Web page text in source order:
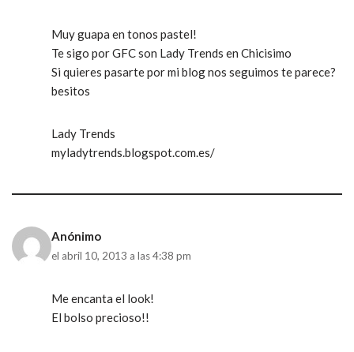
Muy guapa en tonos pastel!
Te sigo por GFC son Lady Trends en Chicisimo
Si quieres pasarte por mi blog nos seguimos te parece?
besitos
Lady Trends
myladytrends.blogspot.com.es/
Anónimo
el abril 10, 2013 a las 4:38 pm
Me encanta el look!
El bolso precioso!!